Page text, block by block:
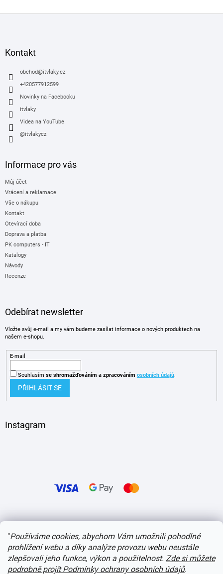
"Používáme cookies, abychom Vám umožnili pohodlné
prohlížení webu a díky analýze provozu webu neustále
zlepšovali jeho funkce, výkon a použitelnost. Zde si můžete
podrobně projít Podmínky ochrany osobních údajů.
Kontakt
obchod@itvlaky.cz
+420577912599
Novinky na Facebooku
itvlaky
Videa na YouTube
@itvlakycz
Informace pro vás
Můj účet
Vrácení a reklamace
Vše o nákupu
Kontakt
Otevírací doba
Doprava a platba
PK computers - IT
Katalogy
Návody
Recenze
Odebírat newsletter
Vložte svůj e-mail a my vám budeme zasílat informace o nových produktech na
našem e-shopu.
E-mail
Souhlasím se shromažďováním a zpracováním osobních údajů.
PŘIHLÁSIT SE
Instagram
Copyright 2026itvlaky.cz . Všechna práva vyhrazena. Upravit nastavení cookies